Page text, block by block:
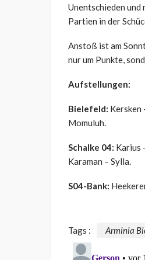
Unentschieden und
Partien in der
Anstoß ist am
nur um Punkte,
Aufstellungen:
Bielefeld: Kersken
Momuluh.
Schalke 04: Karius
Karaman – Sylla.
S04-Bank:
Tags : Arminia